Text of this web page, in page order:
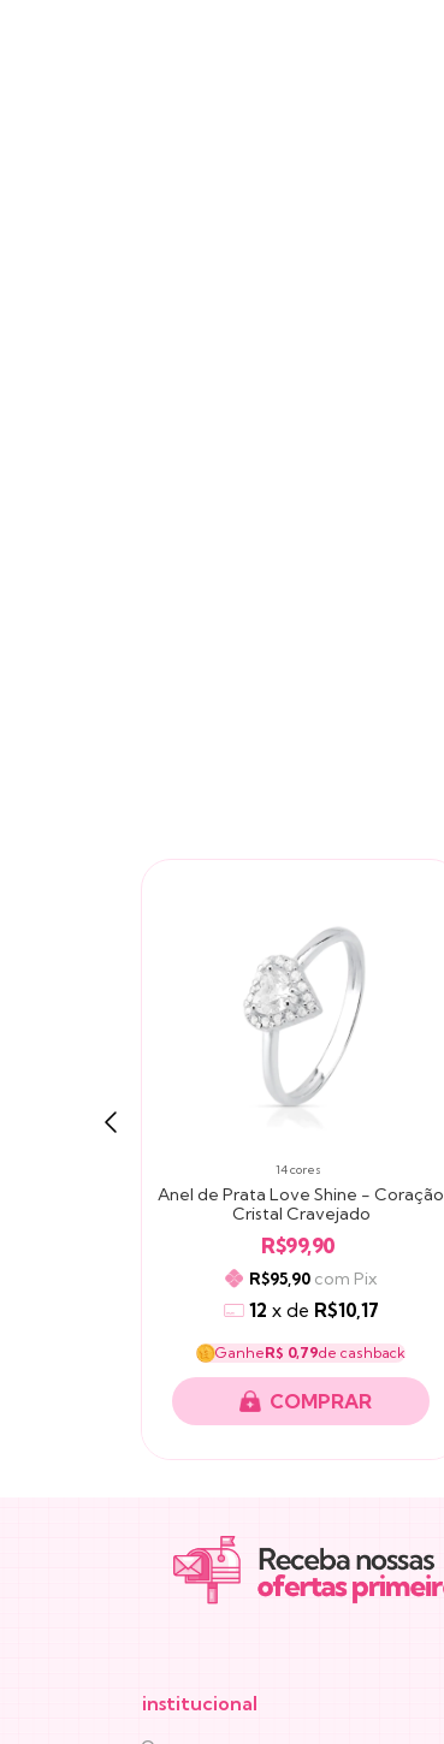
14 cores
Anel de Prata Love Shine - Coração
Cristal Cravejado
R$99,90
R$95,90 com Pix
12 x de R$10,17
GanheR$ 0,79de cashback
COMPRAR
NEWSLETTER
institucional